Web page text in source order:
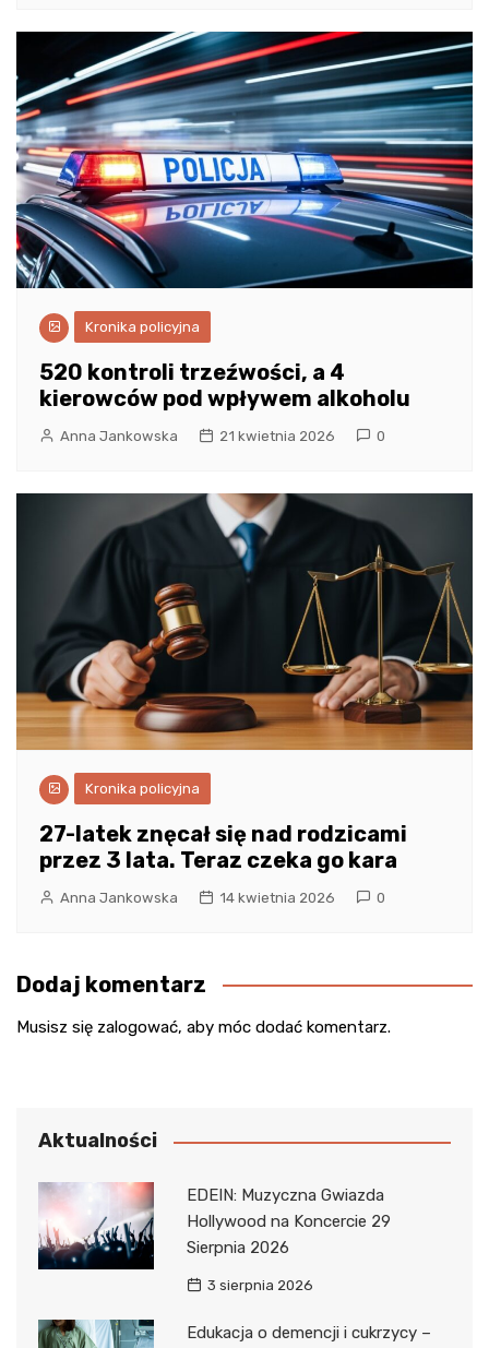
Kronika policyjna
520 kontroli trzeźwości, a 4
kierowców pod wpływem alkoholu
Anna Jankowska 21 kwietnia 2026 0
Kronika policyjna
27-latek znęcał się nad rodzicami
przez 3 lata. Teraz czeka go kara
Anna Jankowska 14 kwietnia 2026 0
Dodaj komentarz
Musisz się zalogować, aby móc dodać komentarz.
Aktualności
EDEIN: Muzyczna Gwiazda
Hollywood na Koncercie 29
Sierpnia 2026
3 sierpnia 2026
Edukacja o demencji i cukrzycy –